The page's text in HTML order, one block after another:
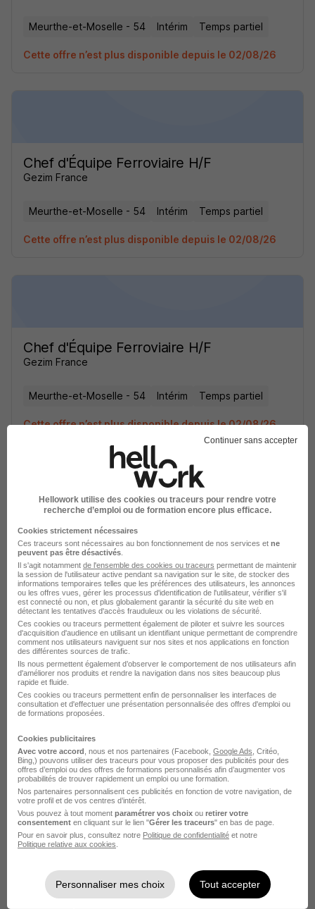
Meurthe-et-Moselle - 54 Intérim Temps partiel
Cette offre n’est plus disponible depuis le 02/08/26
Chef d'Équipe Ferroviaire H/F
Gezim France
Meurthe-et-Moselle - 54 Intérim Temps partiel
Cette offre n’est plus disponible depuis le 02/08/26
Chef d'Équipe Ferroviaire H/F
Gezim France
Meurthe-et-Moselle - 54 Intérim Temps partiel
Cette offre n’est plus disponible depuis le 02/08/26
Chef d'Équipe Ferroviaire H/F
Gezim France
Meurthe-et-Moselle - 54 Intérim Temps partiel
Cette offre n’est plus disponible depuis le 02/08/26
Chef d'Équipe Ferroviaire - Grand
Déplacement H/F
Re'flex Services
Valenciennes - 59 Intérim Temps partiel
Cette offre n’est plus disponible depuis le 06/08/26
Continuer sans accepter
Hellowork utilise des cookies ou traceurs pour rendre votre
recherche d’emploi ou de formation encore plus efficace.
Cookies strictement nécessaires
Ces traceurs sont nécessaires au bon fonctionnement de nos services et ne
peuvent pas être désactivés
Il s'agit notamment de l'ensemble des cookies ou traceurs permettant de maintenir
la session de l'utilisateur active pendant sa navigation sur le site, de stocker des
informations temporaires telles que les préférences des utilisateurs, les annonces
ou les offres vues, gérer les processus d'identification de l'utilisateur, vérifier s'il
est connecté ou non, et plus globalement garantir la sécurité du site web en
détectant les tentatives d'accès frauduleux ou les violations de sécurité.
Ces cookies ou traceurs permettent également de piloter et suivre les sources
d'acquisition d'audience en utilisant un identifiant unique permettant de comprendre
comment nos utilisateurs naviguent sur nos sites et nos applications en fonction
des différentes sources de trafic.
Ils nous permettent également d’observer le comportement de nos utilisateurs afin
d'améliorer nos produits et rendre la navigation dans nos sites beaucoup plus
rapide et fluide.
Ces cookies ou traceurs permettent enfin de personnaliser les interfaces de
consultation et d'effectuer une présentation personnalisée des offres d'emploi ou
de formations proposées.
Cookies publicitaires
Avec votre accord , nous et nos partenaires (Facebook, Google Ads , Critéo,
Bing,) pouvons utiliser des traceurs pour vous proposer des publicités pour des
offres d’emploi ou des offres de formations personnalisés afin d’augmenter vos
probabilités de trouver rapidement un emploi ou une formation.
Nos partenaires personnalisent ces publicités en fonction de votre navigation, de
votre profil et de vos centres d’intérêt.
Vous pouvez à tout moment paramétrer vos choix ou retirer votre
consentement en cliquant sur le lien "Gérer les traceurs" en bas de page.
Pour en savoir plus, consultez notre Politique de confidentialité et notre
Politique relative aux cookies
Personnaliser mes choix Tout accepter